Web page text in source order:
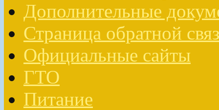
Дополнительные
Страница обратной
Официальные сайты
ГТО
Питание